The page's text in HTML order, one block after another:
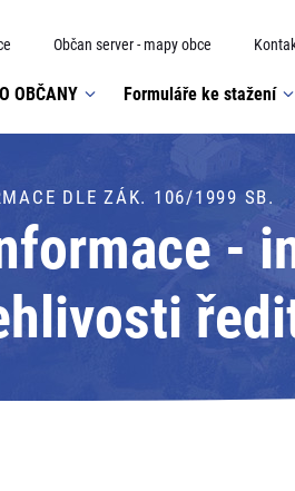
Občan server - mapy obce
OBČANY Formuláře ke stažení
DLE ZÁK. 106/1999 SB.
-
školy